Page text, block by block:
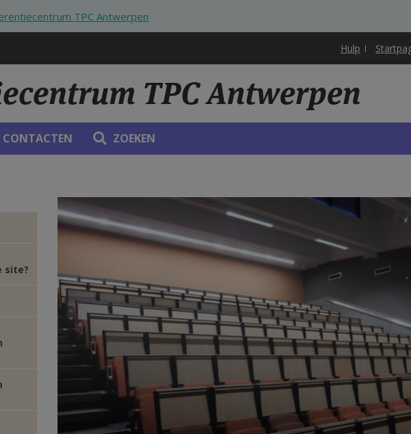
TPC Antwerpen
Hulp
TPC Antwerpen
CONTACTEN ZOEKEN
site?